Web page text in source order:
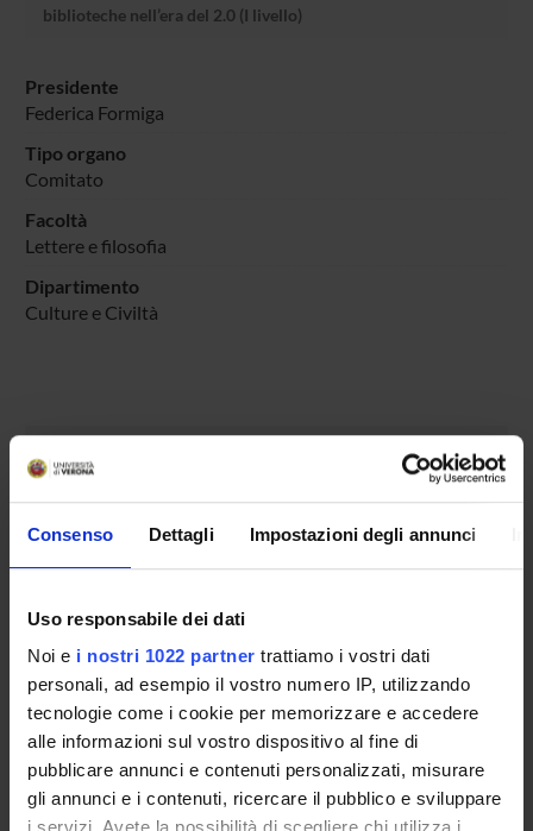
Consenso Dettagli Impostazioni degli annunci
Uso responsabile dei dati
Noi e i nostri 1022 partner trattiamo i vostri dati
personali, ad esempio il vostro numero IP, utilizzando
tecnologie come i cookie per memorizzare e accedere
alle informazioni sul vostro dispositivo al fine di
pubblicare annunci e contenuti personalizzati, misurare
gli annunci e i contenuti, ricercare il pubblico e sviluppare
biblioteche nell’era del 2.0 (I livello)
Presidente
Federica Formiga
Tipo organo
Comitato
Facoltà
Lettere e filosofia
Dipartimento
Culture e Civiltà
SEDUTE E VERBALI